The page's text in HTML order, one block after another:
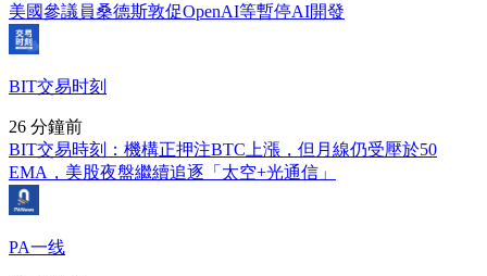
美國參議員桑德斯敦促OpenAI等暫停AI開發
BIT交易时刻
26 分鐘前
BIT交易時刻：機構正押注BTC上漲，但月線仍受壓於50
EMA，美股夜盤繼續追逐「太空+光通信」
PA一线